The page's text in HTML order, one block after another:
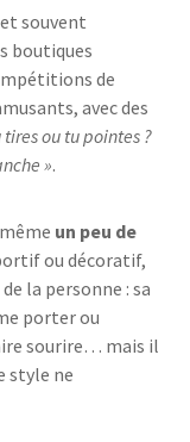
souvent
boutiques
de
avec des
tires ou tu pointes ?
».
un peu de
ou décoratif,
la personne : sa
porter ou
sourire… mais il
style ne